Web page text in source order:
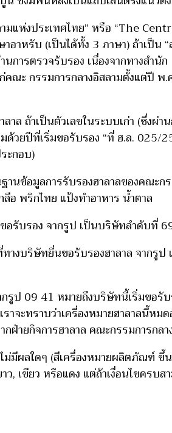
มแห่งประเทศไทย” หรือ “The
หรับ (เป็นได้ทั้ง 3 ภาษา) ถ้าเป็น “
การตรวจรับรอง เนื่องจากทางสำนัก
ณะ กรรมการกลางอิสลามตั้งแต่ปี พ.
ล ถ้าเป็นตัวเลขในระบบเก่า (ซึ่งผ่า
ด้วยปีที่เริ่มขอรับรอง “ที่ ฮ.ล. 025/
ะกอบ)
ข้อมูลการรับรองฮาลาลของคณะก
อ พริกไทย แป้งทำอาหาร น้ำตาล
อรับรอง จากรูป เป็นบริษัทลำดับที่
งบริษัทยื่นขอรับรองฮาลาล จากรูป
รูป 09 41 หมายถึงบริษัทนี้เริ่มขอรั
จะทราบว่าเครื่องหมายฮาลาลนี้หมด
ฝ่ายกิจการฮาลาล คณะกรรมการกลา
ไม่มีผลใดๆ (สีเครื่องหมายผลิตภัณฑ์ ขึ้
เขียว หรือแดง แต่ถ้าเงื่อนไขครบส